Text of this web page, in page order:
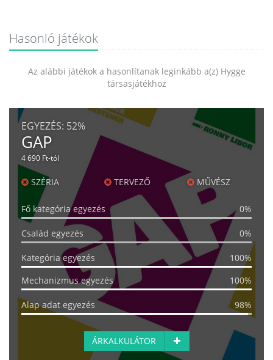
Hasonló játékok
Az alábbi játékok a hasonlítanak leginkább a(z) Hygge
társasjátékhoz
EGYEZÉS: 52%
GAP
4 690 Ft-tól
SZÉRIA TERVEZŐ MŰVÉSZ
Fő kategória egyezés 0%
Család egyezés 0%
Kategória egyezés
100%
Mechanizmus egyezés
100%
Alap adat egyezés 98%
ÁRKALKULÁTOR